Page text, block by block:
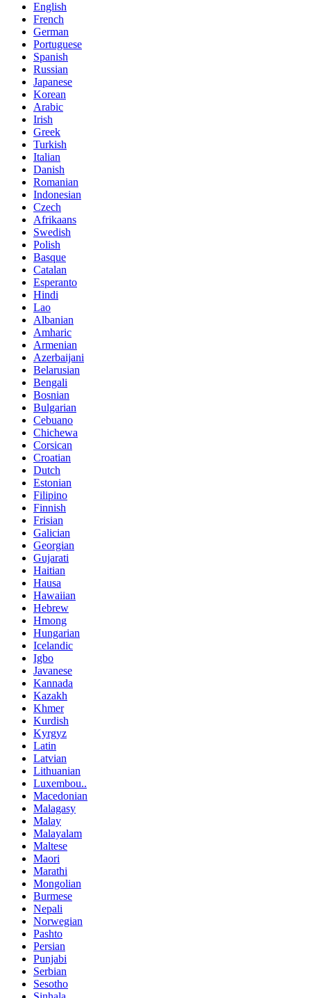
English
French
German
Portuguese
Spanish
Russian
Japanese
Korean
Arabic
Irish
Greek
Turkish
Italian
Danish
Romanian
Indonesian
Czech
Afrikaans
Swedish
Polish
Basque
Catalan
Esperanto
Hindi
Lao
Albanian
Amharic
Armenian
Azerbaijani
Belarusian
Bengali
Bosnian
Bulgarian
Cebuano
Chichewa
Corsican
Croatian
Dutch
Estonian
Filipino
Finnish
Frisian
Galician
Georgian
Gujarati
Haitian
Hausa
Hawaiian
Hebrew
Hmong
Hungarian
Icelandic
Igbo
Javanese
Kannada
Kazakh
Khmer
Kurdish
Kyrgyz
Latin
Latvian
Lithuanian
Luxembou..
Macedonian
Malagasy
Malay
Malayalam
Maltese
Maori
Marathi
Mongolian
Burmese
Nepali
Norwegian
Pashto
Persian
Punjabi
Serbian
Sesotho